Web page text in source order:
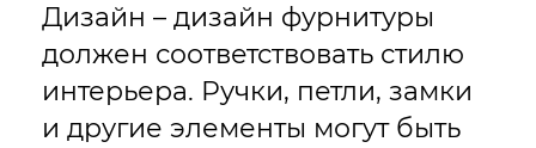
Дизайн – дизайн фурнитуры
должен соответствовать стилю
интерьера. Ручки, петли, замки
и другие элементы могут быть